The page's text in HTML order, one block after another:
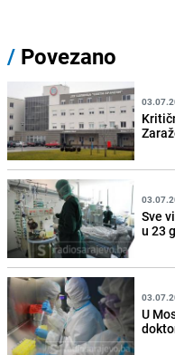
/ Povezano
Sve
u 23
U